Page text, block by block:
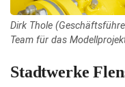
Dirk Thole
Team für das
Stadtwerke